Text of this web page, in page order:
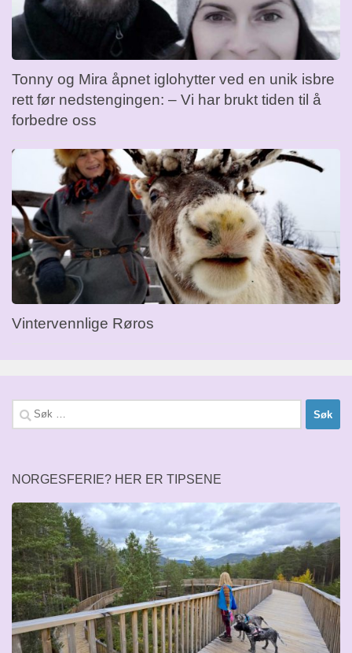
Tonny og Mira åpnet iglohytter ved en unik isbre
rett før nedstengingen: – Vi har brukt tiden til å
forbedre oss
Vintervennlige Røros
Søk
etter:
NORGESFERIE? HER ER TIPSENE